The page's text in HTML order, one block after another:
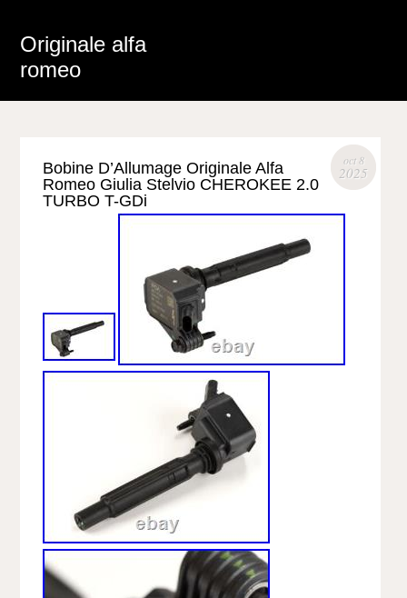
Originale alfa
romeo
oct 8
2025
Bobine D’Allumage Originale Alfa
Romeo Giulia Stelvio CHEROKEE 2.0
TURBO T-GDi